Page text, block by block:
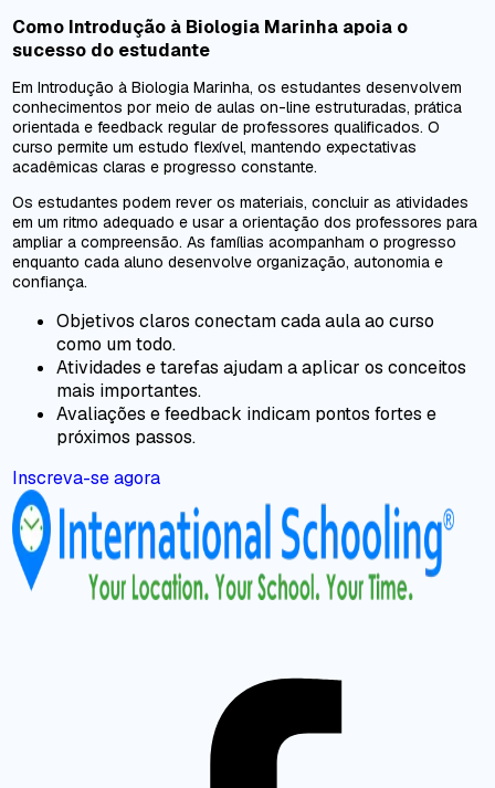
Como Introdução à Biologia Marinha apoia o
sucesso do estudante
Em Introdução à Biologia Marinha, os estudantes desenvolvem
conhecimentos por meio de aulas on-line estruturadas, prática
orientada e feedback regular de professores qualificados. O
curso permite um estudo flexível, mantendo expectativas
acadêmicas claras e progresso constante.
Os estudantes podem rever os materiais, concluir as atividades
em um ritmo adequado e usar a orientação dos professores para
ampliar a compreensão. As famílias acompanham o progresso
enquanto cada aluno desenvolve organização, autonomia e
confiança.
Objetivos claros conectam cada aula ao curso
como um todo.
Atividades e tarefas ajudam a aplicar os conceitos
mais importantes.
Avaliações e feedback indicam pontos fortes e
próximos passos.
Inscreva-se agora